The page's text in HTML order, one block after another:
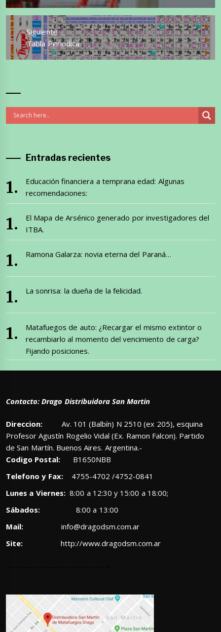
anterior:
Siguiente
Entrada
siguiente:
Tabla Periodica
Entradas recientes
Educación financiera a temprana edad: Algunas
recomendaciones:
El Mapa de Arsénico generado por investigadores del
ITBA.
Ramona Galarza: novia eterna del Paraná…
La sonrisa: la dueña de la felicidad.
Matafuegos de auto: ¿Recargar el mismo extintor o
recambiarlo al momento del vencimiento de carga?
Fijando posiciones.
Contacto: Drago Distribuidora San Martin
Direccion: Av. 101 (Balbín) N 2510 (ex 205), esquina
Profesor Agustín Rogelio Vidal (Ex. Ramon Falcon). Partido
de San Martín. Buenos Aires. Argentina.-
Codigo Postal: B1650NBB
Telefono y Fax:4755-4702 /4752-0841
Lunes a Viernes:8:00 a 12:30 y 15:00 a 18:00;
Sábados: 8:00 a 13:00
Mail:
info@dragodsm.com.ar
Site:
http://www.dragodsm.com.ar